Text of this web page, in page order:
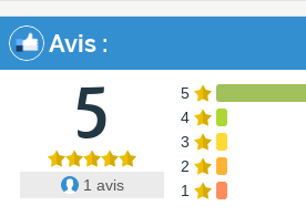
Avis :
5
1 avis
5
4
3
2
1